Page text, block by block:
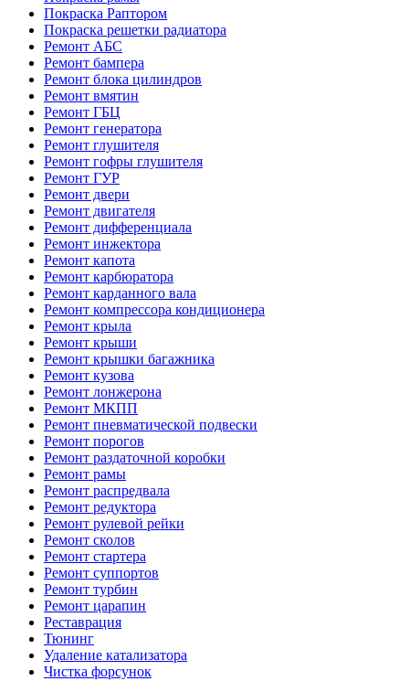
Покраска Раптором
Покраска решетки радиатора
Ремонт АБС
Ремонт бампера
Ремонт блока цилиндров
Ремонт вмятин
Ремонт ГБЦ
Ремонт генератора
Ремонт глушителя
Ремонт гофры глушителя
Ремонт ГУР
Ремонт двери
Ремонт двигателя
Ремонт дифференциала
Ремонт инжектора
Ремонт капота
Ремонт карбюратора
Ремонт карданного вала
Ремонт компрессора кондиционера
Ремонт крыла
Ремонт крыши
Ремонт крышки багажника
Ремонт кузова
Ремонт лонжерона
Ремонт МКПП
Ремонт пневматической подвески
Ремонт порогов
Ремонт раздаточной коробки
Ремонт рамы
Ремонт распредвала
Ремонт редуктора
Ремонт рулевой рейки
Ремонт сколов
Ремонт стартера
Ремонт суппортов
Ремонт турбин
Ремонт царапин
Реставрация
Тюнинг
Удаление катализатора
Чистка форсунок